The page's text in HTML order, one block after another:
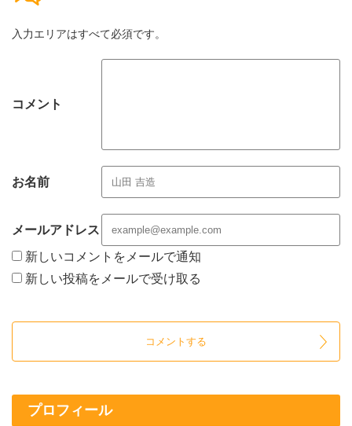
入力エリアはすべて必須です。
コメント
お名前
メールアドレス
新しいコメントをメールで通知
新しい投稿をメールで受け取る
プロフィール